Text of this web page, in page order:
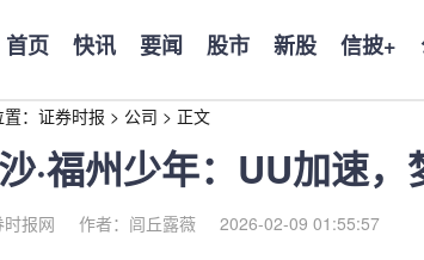
首页 快讯 要闻 股市 新股 信披+
： 证券时报 > 公司 > 正文
·福州少年：UU加速，
报网 作者：闾丘露薇 2026-02-09 01:55:57